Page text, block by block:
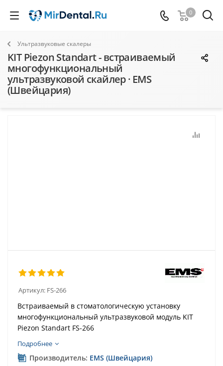
0
Ультразвуковые скалеры
KIT Piezon Standart - встраиваемый
многофункциональный
ультразвуковой скайлер · EMS
(Швейцария)
Артикул: FS-266
Встраиваемый в стоматологическую установку
многофункциональный ультразвуковой модуль KIT
Piezon Standart FS-266
Подробнее
Производитель: EMS (Швейцария)